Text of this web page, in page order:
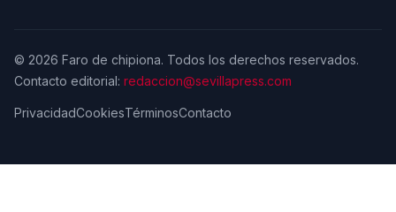
© 2026 Faro de chipiona. Todos los derechos reservados.
Contacto editorial: redaccion@sevillapress.com
PrivacidadCookiesTérminosContacto